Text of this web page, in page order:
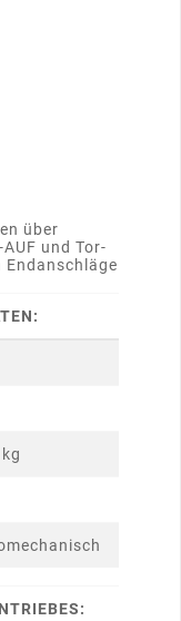
über
und Tor-
Endanschläge